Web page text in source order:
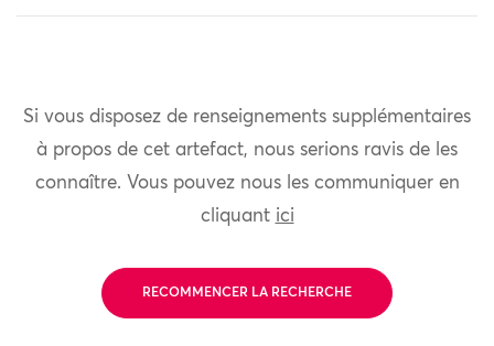
Si vous disposez de renseignements supplémentaires
à propos de cet artefact, nous serions ravis de les
connaître. Vous pouvez nous les communiquer en
cliquant ici
RECOMMENCER LA RECHERCHE